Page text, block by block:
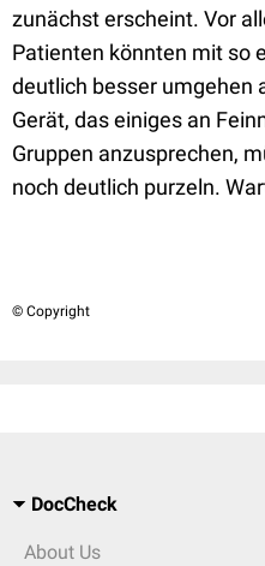
zunächst erscheint. Vor
Patienten könnten mit so
deutlich besser umgehen
Gerät, das einiges an
Gruppen anzusprechen,
noch deutlich purzeln.
© Copyright
DocCheck
About Us